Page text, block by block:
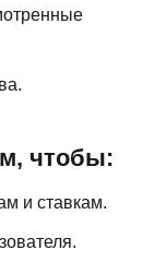
чтобы:
и ставкам.